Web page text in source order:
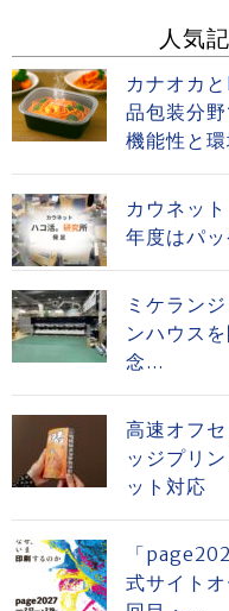
人気
カナオカ
品包装分
機能性と
カウネッ
年度はパ
ミケラン
ンハウス
念...
高速オフ
ッジプリ
ット対応
「
式サイト